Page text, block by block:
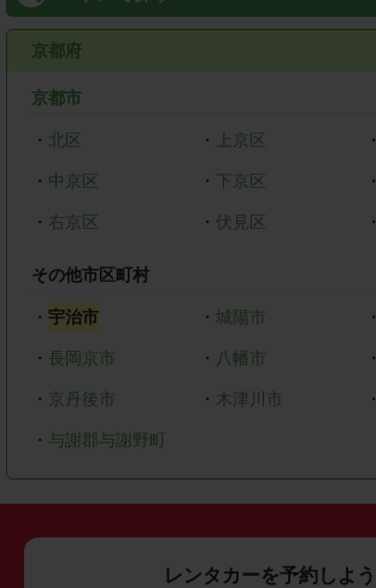
京都府
京都市
・ 北区 ・ 上京区 ・
・ 中京区 ・ 下京区 ・
・ 右京区 ・ 伏見区 ・
その他市区町村
・ 宇治市 ・ 城陽市 ・
・ 長岡京市 ・ 八幡市 ・
・ 京丹後市 ・ 木津川市 ・
・ 与謝郡与謝野町
レンタカーを予約しよう